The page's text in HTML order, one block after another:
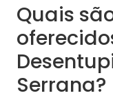
Quais
Serrana?